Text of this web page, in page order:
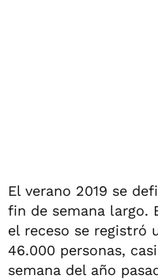
El verano 2019 se
fin de semana largo.
el receso se registró
46.000 personas,
semana del año